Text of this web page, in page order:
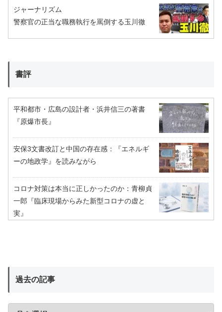
ジャーナリズム
警察官の正当な職務執行を罵倒する玉川徹
書評
平和都市・広島の設計者・浜井信三の著書
『原爆市長』
安保3文書改訂と中国の存在感：『エネルギ
ーの地政学』を読みながら
コロナ対策は本当に正しかったのか：青柳貞
一郎『臨床現場からみた新型コロナの虚と
実』
過去の記事